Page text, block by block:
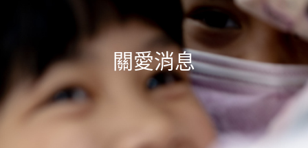
關愛消息